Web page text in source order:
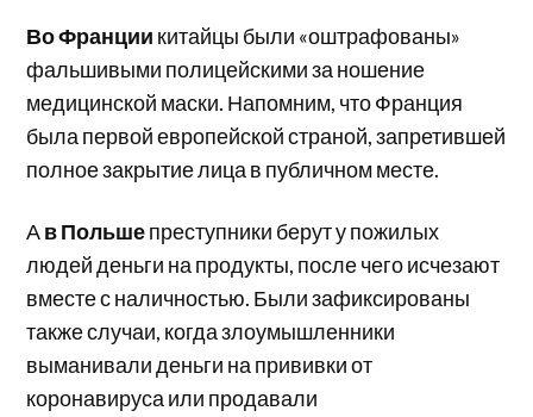
Во Франции китайцы были «оштрафованы»
фальшивыми полицейскими за ношение
медицинской маски. Напомним, что Франция
была первой европейской страной, запретившей
полное закрытие лица в публичном месте.
Ав Польшепреступники берут у пожилых
людей деньги на продукты, после чего исчезают
вместе с наличностью. Были зафиксированы
также случаи, когда злоумышленники
выманивали деньги на прививки от
коронавируса или продавали